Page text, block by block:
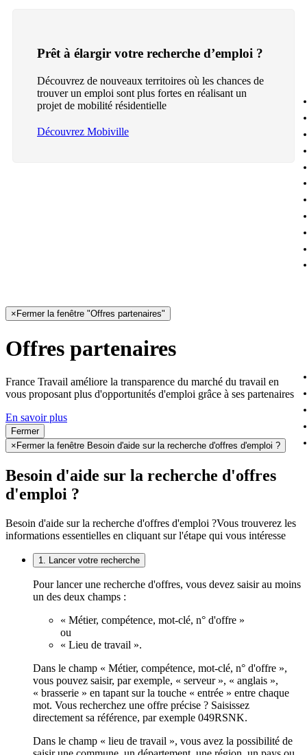
Prêt à élargir votre recherche d’emploi ?
Découvrez de nouveaux territoires où les chances de
trouver un emploi sont plus fortes en réalisant un
projet de mobilité résidentielle
Découvrez Mobiville
× Fermer la fenêtre "Offres partenaires"
Offres partenaires
France Travail améliore la transparence du marché du travail en
vous proposant plus d'opportunités d'emploi grâce à ses partenaires
En savoir plus
Fermer
× Fermer la fenêtre Besoin d'aide sur la recherche d'offres d'emploi ?
Besoin d'aide sur la recherche d'offres
d'emploi ?
Besoin d'aide sur la recherche d'offres d'emploi ?Vous trouverez les
informations essentielles en cliquant sur l'étape qui vous intéresse
1. Lancer votre recherche
Pour lancer une recherche d'offres, vous devez saisir au moins
un des deux champs :
« Métier, compétence, mot-clé, n° d'offre »
ou
« Lieu de travail ».
Dans le champ « Métier, compétence, mot-clé, n° d'offre »,
vous pouvez saisir, par exemple, « serveur », « anglais »,
« brasserie » en tapant sur la touche « entrée » entre chaque
mot. Vous recherchez une offre précise ? Saisissez
directement sa référence, par exemple 049RSNK.
Dans le champ « lieu de travail », vous avez la possibilité de